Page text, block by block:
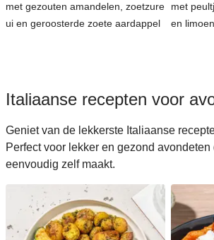
met gezouten amandelen, zoetzure
ui en geroosterde zoete aardappel
met
en limoen
Italiaanse recepten voor
Geniet van de lekkerste Italiaanse
Perfect voor lekker en gezond avondeten
eenvoudig zelf maakt.